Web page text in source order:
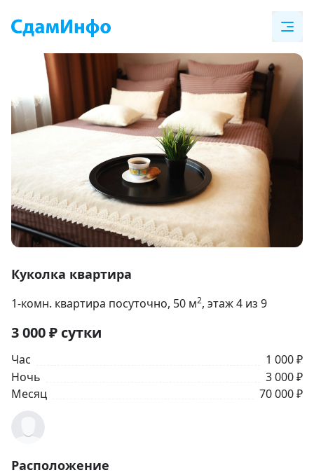
1
9
Куколка квартира
1-комн. квартира посуточно, 50 м2, этаж 4 из 9
3 000₽ сутки
Час
1 000 ₽
Ночь
3 000 ₽
Месяц
70 000 ₽
Расположение